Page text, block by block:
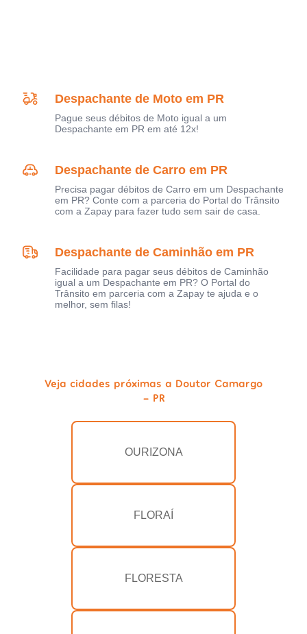
Despachante de Moto em PR
Pague seus débitos de Moto igual a um
Despachante em PR em até 12x!
Despachante de Carro em PR
Precisa pagar débitos de Carro em um Despachante
em PR? Conte com a parceria do Portal do Trânsito
com a Zapay para fazer tudo sem sair de casa.
Despachante de Caminhão em PR
Facilidade para pagar seus débitos de Caminhão
igual a um Despachante em PR? O Portal do
Trânsito em parceria com a Zapay te ajuda e o
melhor, sem filas!
Veja cidades próximas a Doutor Camargo
- PR
OURIZONA
FLORAÍ
FLORESTA